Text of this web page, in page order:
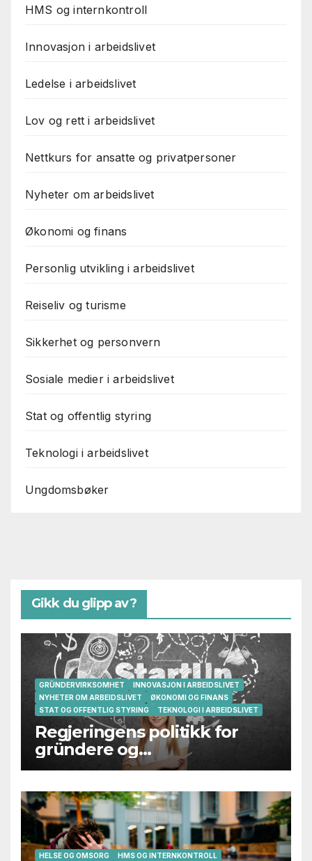
HMS og internkontroll
Innovasjon i arbeidslivet
Ledelse i arbeidslivet
Lov og rett i arbeidslivet
Nettkurs for ansatte og privatpersoner
Nyheter om arbeidslivet
Økonomi og finans
Personlig utvikling i arbeidslivet
Reiseliv og turisme
Sikkerhet og personvern
Sosiale medier i arbeidslivet
Stat og offentlig styring
Teknologi i arbeidslivet
Ungdomsbøker
Gikk du glipp av?
GRÜNDERVIRKSOMHET
INNOVASJON I ARBEIDSLIVET
NYHETER OM ARBEIDSLIVET
ØKONOMI OG FINANS
STAT OG OFFENTLIG STYRING
TEKNOLOGI I ARBEIDSLIVET
Regjeringens politikk for
gründere og
oppstartsbedrifter svikter
HELSE OG OMSORG
HMS OG INTERNKONTROLL